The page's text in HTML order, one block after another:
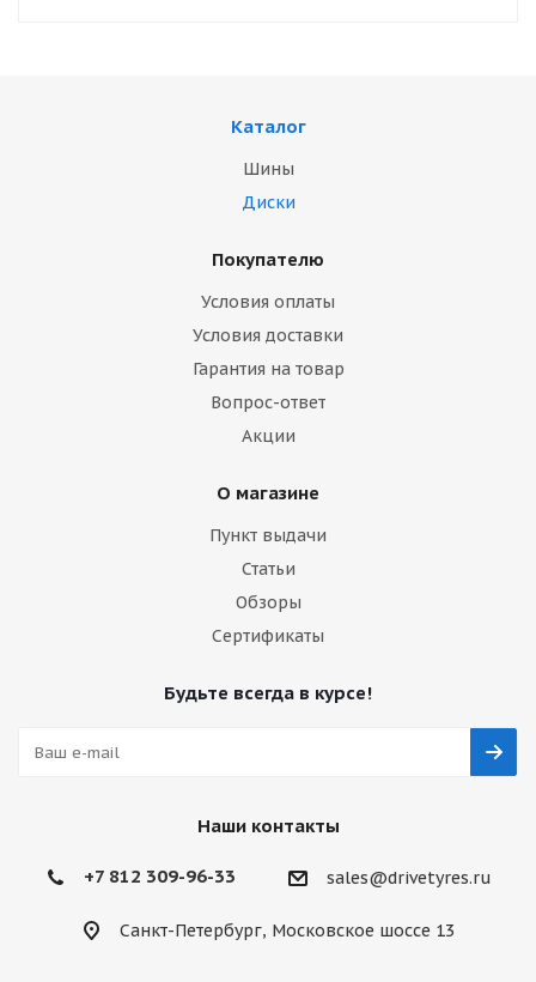
Каталог
Шины
Диски
Покупателю
Условия оплаты
Условия доставки
Гарантия на товар
Вопрос-ответ
Акции
О магазине
Пункт выдачи
Статьи
Обзоры
Сертификаты
Будьте всегда в курсе!
Наши контакты
+7 812 309-96-33 sales@drivetyres.ru
Санкт-Петербург, Московское шоссе 13